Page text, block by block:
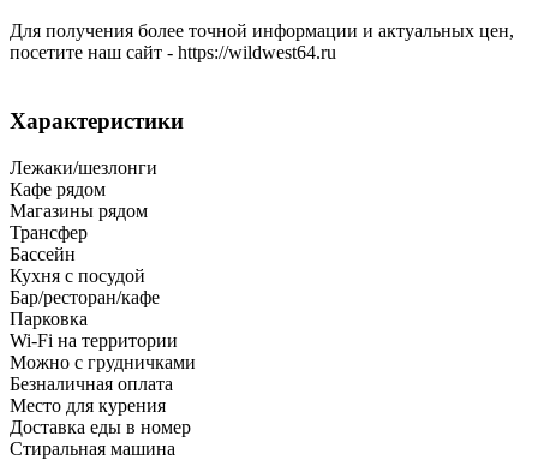
Для получения более точной информации и актуальных цен,
посетите наш сайт - https://wildwest64.ru
Характеристики
Лежаки/шезлонги
Кафе рядом
Магазины рядом
Трансфер
Бассейн
Кухня с посудой
Бар/ресторан/кафе
Парковка
Wi-Fi на территории
Можно с грудничками
Безналичная оплата
Место для курения
Доставка еды в номер
Стиральная машина